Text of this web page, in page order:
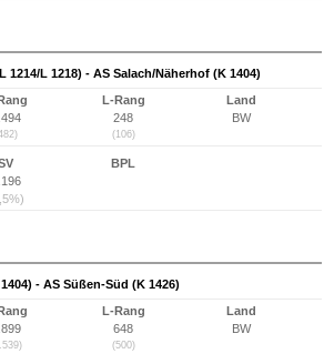
1214/L 1218) - AS Salach/Näherhof (K 1404)
L-Rang
248
(106)
Land
BW
BPL
- AS Süßen-Süd (K 1426)
L-Rang
648
(500)
Land
BW